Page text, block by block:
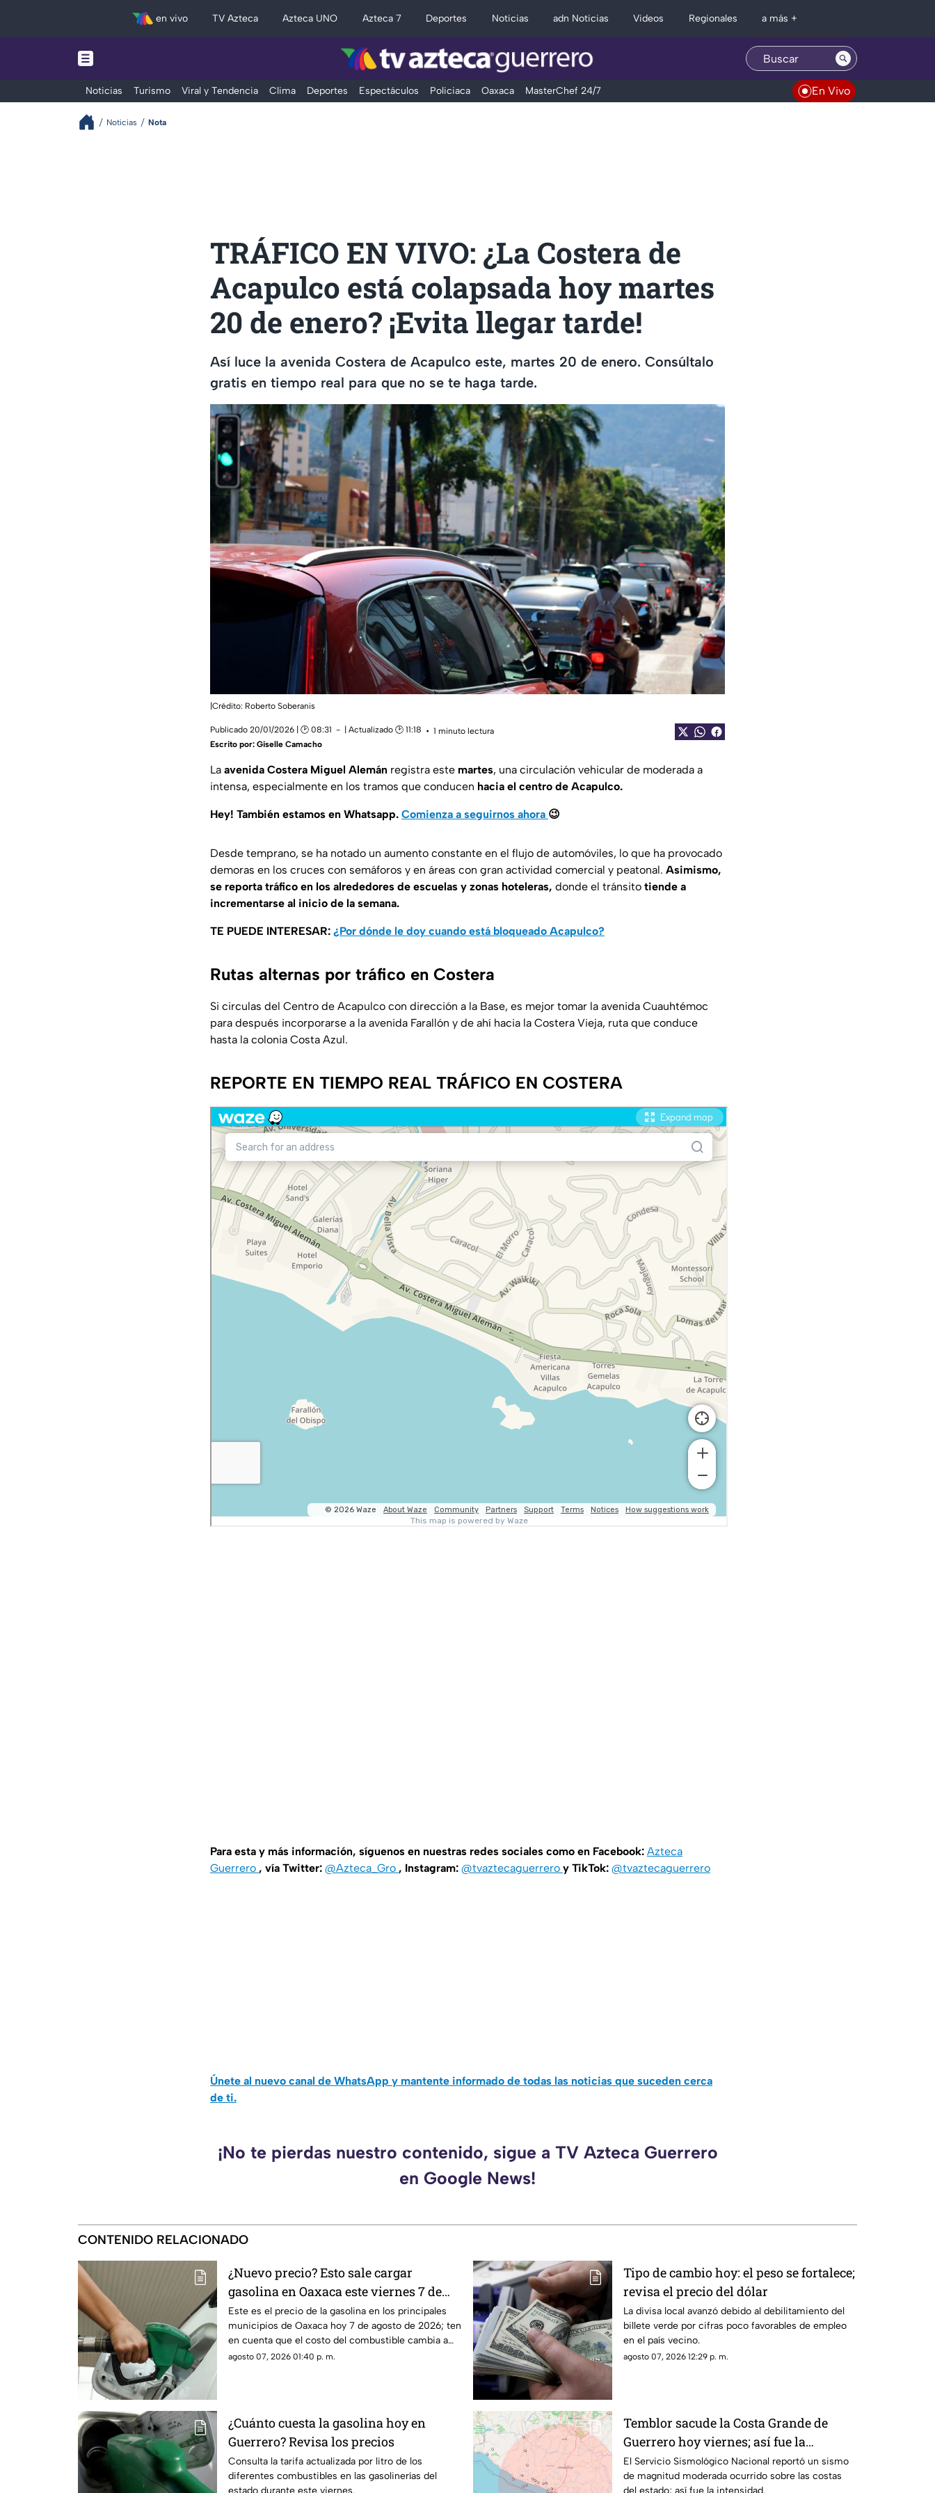
en vivo TV Azteca Azteca UNO Azteca 7 Deportes Noticias adn Noticias Videos Regionales a más +
Noticias Turismo Viral y Tendencia Clima Deportes Espectáculos Policiaca Oaxaca MasterChef 24/7 En Vivo
Noticias Nota
TRÁFICO EN VIVO: ¿La Costera de
Acapulco está colapsada hoy martes
20 de enero? ¡Evita llegar tarde!
Así luce la avenida Costera de Acapulco este, martes 20 de enero. Consúltalo
gratis en tiempo real para que no se te haga tarde.
|Crédito: Roberto Soberanis
Publicado 20/01/2026 | 🕑 08:31 | Actualizado 🕑 11:18
1 minuto lectura
Escrito por: Giselle Camacho
La avenida Costera Miguel Alemán registra este martes, una circulación vehicular de moderada a
intensa, especialmente en los tramos que conducen hacia el centro de Acapulco.
Hey! También estamos en Whatsapp. Comienza a seguirnos ahora 😉
Desde temprano, se ha notado un aumento constante en el flujo de automóviles, lo que ha provocado
demoras en los cruces con semáforos y en áreas con gran actividad comercial y peatonal. Asimismo,
se reporta tráfico en los alrededores de escuelas y zonas hoteleras, donde el tránsito tiende a
incrementarse al inicio de la semana.
TE PUEDE INTERESAR: ¿Por dónde le doy cuando está bloqueado Acapulco?
Rutas alternas por tráfico en Costera
Si circulas del Centro de Acapulco con dirección a la Base, es mejor tomar la avenida Cuauhtémoc
para después incorporarse a la avenida Farallón y de ahí hacia la Costera Vieja, ruta que conduce
hasta la colonia Costa Azul.
REPORTE EN TIEMPO REAL TRÁFICO EN COSTERA
Para esta y más información, síguenos en nuestras redes sociales como en Facebook: Azteca
Guerrero , vía Twitter: @Azteca_Gro , Instagram: @tvaztecaguerrero y TikTok: @tvaztecaguerrero
Únete al nuevo canal de WhatsApp y mantente informado de todas las noticias que suceden cerca
de ti.
¡No te pierdas nuestro contenido, sigue a TV Azteca Guerrero
en Google News!
CONTENIDO RELACIONADO
¿Nuevo precio? Esto sale cargar
gasolina en Oaxaca este viernes 7 de
agosto
Este es el precio de la gasolina en los principales
municipios de Oaxaca hoy 7 de agosto de 2026; ten
en cuenta que el costo del combustible cambia a
diario y varía por estación.
agosto 07, 2026 01:40 p. m.
Tipo de cambio hoy: el peso se fortalece;
revisa el precio del dólar
La divisa local avanzó debido al debilitamiento del
billete verde por cifras poco favorables de empleo
en el país vecino.
agosto 07, 2026 12:29 p. m.
¿Cuánto cuesta la gasolina hoy en
Guerrero? Revisa los precios
Consulta la tarifa actualizada por litro de los
diferentes combustibles en las gasolinerías del
Temblor sacude la Costa Grande de
Guerrero hoy viernes; así fue la
intensidad
El Servicio Sismológico Nacional reportó un sismo
de magnitud moderada ocurrido sobre las costas